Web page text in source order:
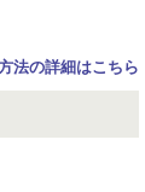
法の詳細はこちら